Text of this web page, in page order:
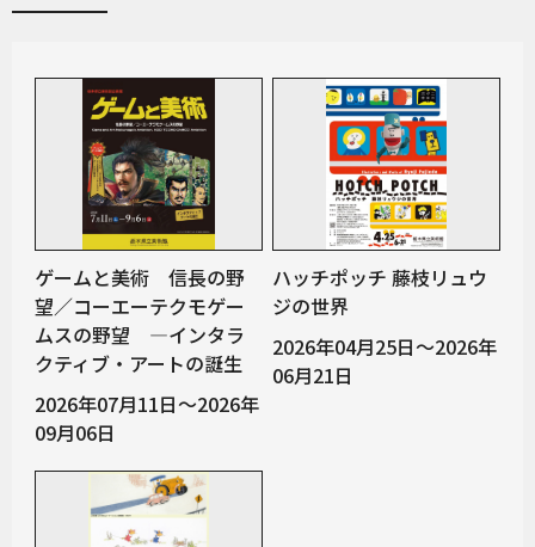
ゲームと美術 信長の野
望／コーエーテクモゲー
ムスの野望 —インタラ
クティブ・アートの誕生
2026年07月11日～2026年
09月06日
ハッチポッチ 藤枝リュウ
ジの世界
2026年04月25日～2026年
06月21日